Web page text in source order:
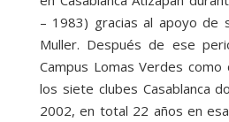
– 1983) gracias al apoyo de
Muller. Después de ese
Campus Lomas Verdes
los siete clubes Casablanca
2002, en total 22 años en